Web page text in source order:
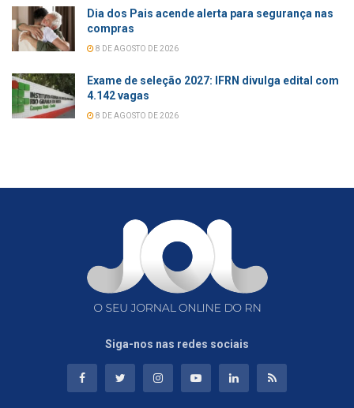
Dia dos Pais acende alerta para segurança nas
compras
8 DE AGOSTO DE 2026
Exame de seleção 2027: IFRN divulga edital com
4.142 vagas
8 DE AGOSTO DE 2026
Siga-nos nas redes sociais